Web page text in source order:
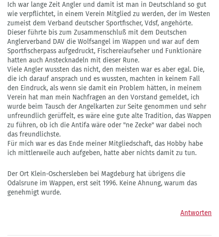
Ich war lange Zeit Angler und damit ist man in Deutschland so gut
wie verpflichtet, in einem Verein Mitglied zu werden, der im Westen
zumeist dem Verband deutscher Sportfischer, Vdsf, angehörte.
Dieser führte bis zum Zusammenschluß mit dem Deutschen
Anglerverband DAV die Wolfsangel im Wappen und war auf dem
Sportfischerpass aufgedruckt, Fischereiaufseher und Funktionäre
hatten auch Anstecknadeln mit dieser Rune.
Viele Angler wussten das nicht, den meisten war es aber egal. Die,
die ich darauf ansprach und es wussten, machten in keinem Fall
den Eindruck, als wenn sie damit ein Problem hätten, in meinem
Verein hat man mein Nachfragen an den Vorstand gemeldet, ich
wurde beim Tausch der Angelkarten zur Seite genommen und sehr
unfreundlich gerüffelt, es wäre eine gute alte Tradition, das Wappen
zu führen, ob ich die Antifa wäre oder "ne Zecke" war dabei noch
das freundlichste.
Für mich war es das Ende meiner Mitgliedschaft, das Hobby habe
ich mittlerweile auch aufgeben, hatte aber nichts damit zu tun.
Der Ort Klein-Oschersleben bei Magdeburg hat übrigens die
Odalsrune im Wappen, erst seit 1996. Keine Ahnung, warum das
genehmigt wurde.
Antworten